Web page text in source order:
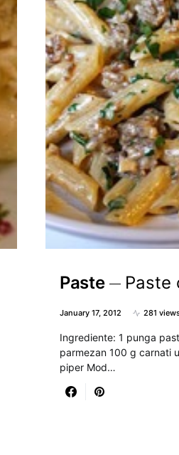
Paste Paste
January 17, 2012 281
Ingrediente: 1 punga
parmezan 100 g carnati
piper Mod…